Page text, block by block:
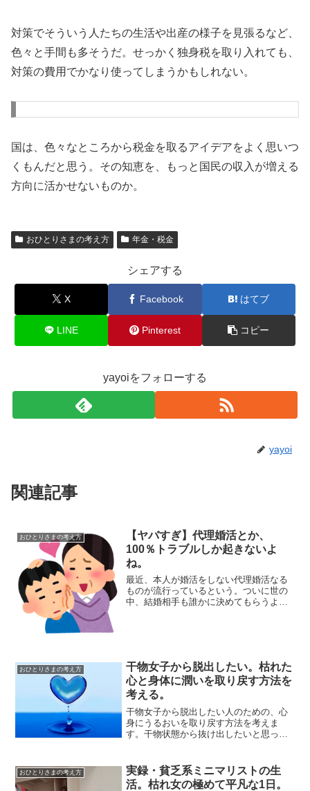
対策でそういう人たちの生活や出産の様子を見張るなど、
色々と手間も多そうだ。せっかく独身税を取り入れても、
対策の費用でかなり使ってしまうかもしれない。
国は、色々なところから税金を取るアイデアをよく思いつ
くもんだと思う。その知恵を、もっと国民の収入が増える
方向に活かせないものか。
おひとりさまの考え方 年金・税金
シェアする
X Facebook はてブ
LINE Pinterest コピー
yayoiをフォローする
yayoi
関連記事
おひとりさまの考え方
【ヤバすぎ】代理婚活とか、
100％トラブルしか起きないよ
ね。
最近、本人が婚活をしない代理婚活なる
ものが流行っているという。ついに世の
中、結婚相手も誰かに決めてもらうよう
おひとりさまの考え方
干物女子から脱出したい。枯れた
心と身体に潤いを取り戻す方法を
考える。
干物女子から脱出したい人のための、心
身にうるおいを取り戻す方法を考えま
す。干物状態から抜け出したいと思って
いたい」という欲求すら湧きません。逆
にそんな私が「面倒くさい」...
おひとりさまの考え方
実録・貧乏系ミニマリストの生
活。枯れ女の極めて平凡な1日。